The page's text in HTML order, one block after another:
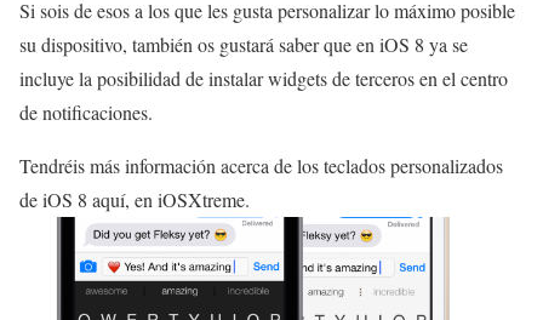
Si sois de esos a los que les gusta personalizar lo máximo posible
su dispositivo, también os gustará saber que en iOS 8 ya se
incluye la posibilidad de instalar widgets de terceros en el centro
de notificaciones.
Tendréis más información acerca de los teclados personalizados
de iOS 8 aquí, en iOSXtreme.